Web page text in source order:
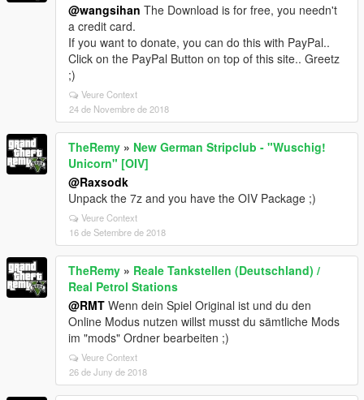
@wangsihan The Download is for free, you needn't
a credit card.
If you want to donate, you can do this with PayPal..
Click on the PayPal Button on top of this site.. Greetz
;)
Veure Context
24 de Novembre de 2018
TheRemy » New German Stripclub - "Wuschig!
Unicorn" [OIV]
@Raxsodk
Unpack the 7z and you have the OIV Package ;)
Veure Context
16 de Setembre de 2018
TheRemy » Reale Tankstellen (Deutschland) /
Real Petrol Stations
@RMT Wenn dein Spiel Original ist und du den
Online Modus nutzen willst musst du sämtliche Mods
im "mods" Ordner bearbeiten ;)
Veure Context
26 de Juny de 2018